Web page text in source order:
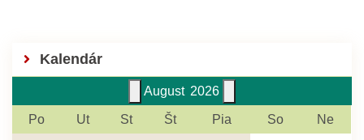
Kalendár
August 2026
Po Ut St Št Pia So Ne